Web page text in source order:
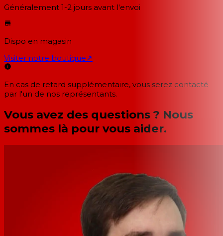
Généralement 1-2 jours avant l'envoi
Dispo en magasin
Visiter notre boutique↗
En cas de retard supplémentaire, vous serez contacté
par l'un de nos représentants.
Vous avez des questions ? Nous
sommes là pour vous aider.